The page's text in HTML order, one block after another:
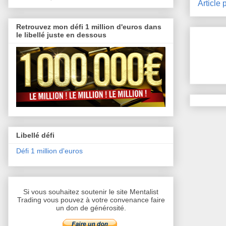
Article
Retrouvez mon défi 1 million d'euros dans
le libellé juste en dessous
Libellé défi
Défi 1 million d'euros
Si vous souhaitez soutenir le site Mentalist
Trading vous pouvez à votre convenance faire
un don de générosité.